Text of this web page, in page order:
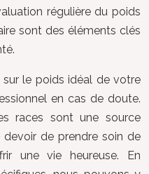
régulière du poids
sont des éléments clés
sur le poids idéal de votre
en cas de doute.
races sont une source
devoir de prendre soin de
une vie heureuse. En